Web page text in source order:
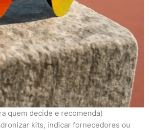
quem decide e recomenda)
kits, indicar fornecedores ou